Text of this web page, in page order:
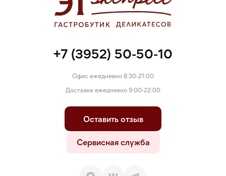
+7 (3952) 50-50-10
Офис ежедневно 8:30-21:00
Доставка ежедневно 9:00-22:00
Оставить отзыв
Сервисная служба